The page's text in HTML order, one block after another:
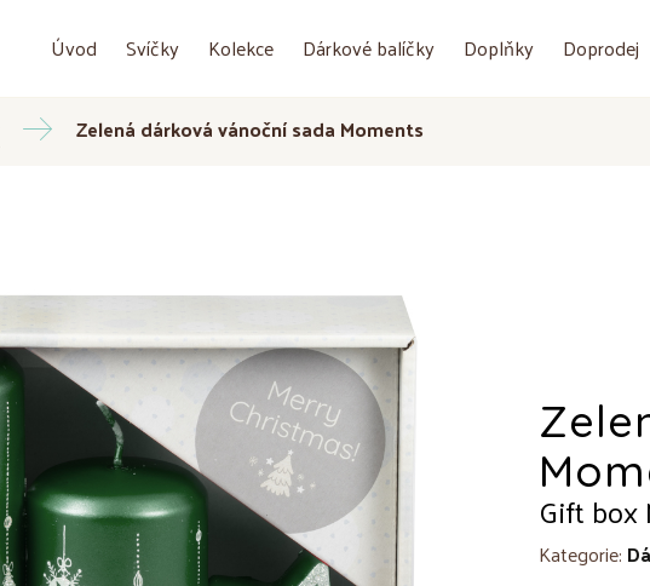
Úvod Svíčky Kolekce Dárkové balíčky Doplňky Doprodej
Zelená dárková vánoční sada Moments
Gift box
Kategorie: